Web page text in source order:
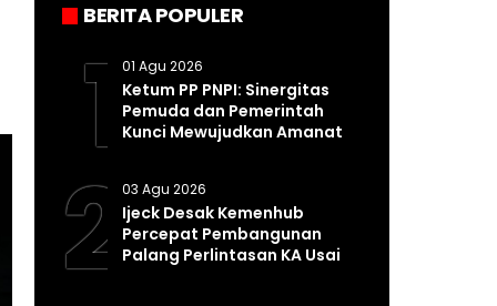
BERITA POPULER
101 Agu 2026
Ketum PP PNPI: Sinergitas
Pemuda dan Pemerintah
Kunci Mewujudkan Amanat
203 Agu 2026
Ijeck Desak Kemenhub
Percepat Pembangunan
Palang Perlintasan KA Usai